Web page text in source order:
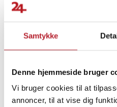
Samtykke
Denne hjemmeside bruger
Vi bruger cookies til at
annoncer, til at vise dig
Nem installation: Brugervenlig
Komplet installationssæt: De
klistermærker hjælper med at
Høj klarhed: Bevarer det fulde
berøringsfølsomhed, hvilket
9H-hårdhed giver effektiv
De robuste mekaniske
Mobiltilbehør iPhone